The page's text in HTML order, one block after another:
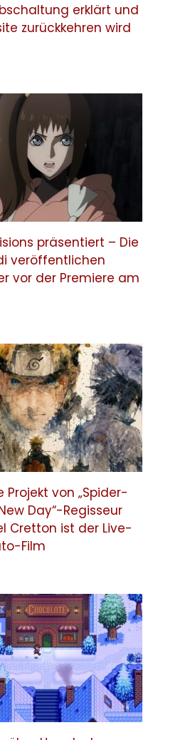
erklärt und
zurückkehren wird
präsentiert – Die
veröffentlichen
vor der Premiere am
Projekt von „Spider-
Day“-Regisseur
Cretton ist der Live-
Film